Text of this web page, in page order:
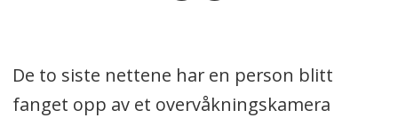
De to siste nettene har en person blitt
fanget opp av et overvåkningskamera